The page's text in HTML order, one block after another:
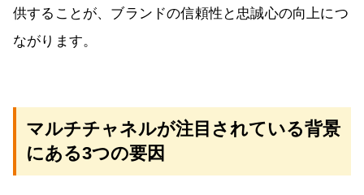
供することが、ブランドの信頼性と忠誠心の向上につ
ながります。
マルチチャネルが注目されている背景
にある3つの要因